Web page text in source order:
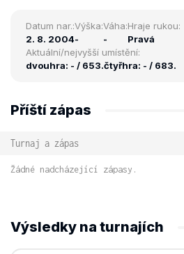
Datum nar.:
2. 8. 2004
Výška:
-
Váha:
-
Hraje rukou:
Pravá
Aktuální/nejvyšší umístění:
dvouhra: - / 653.čtyřhra: - / 683.
Příští zápas
Turnaj a zápas
Žádné nadcházející zápasy.
Výsledky na turnajích